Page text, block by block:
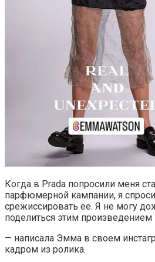
Когда в Prada попросили меня
парфюмерной кампании, я
срежиссировать ее. Я не могу
поделиться этим произведением
— написала Эмма в своем
кадром из ролика.